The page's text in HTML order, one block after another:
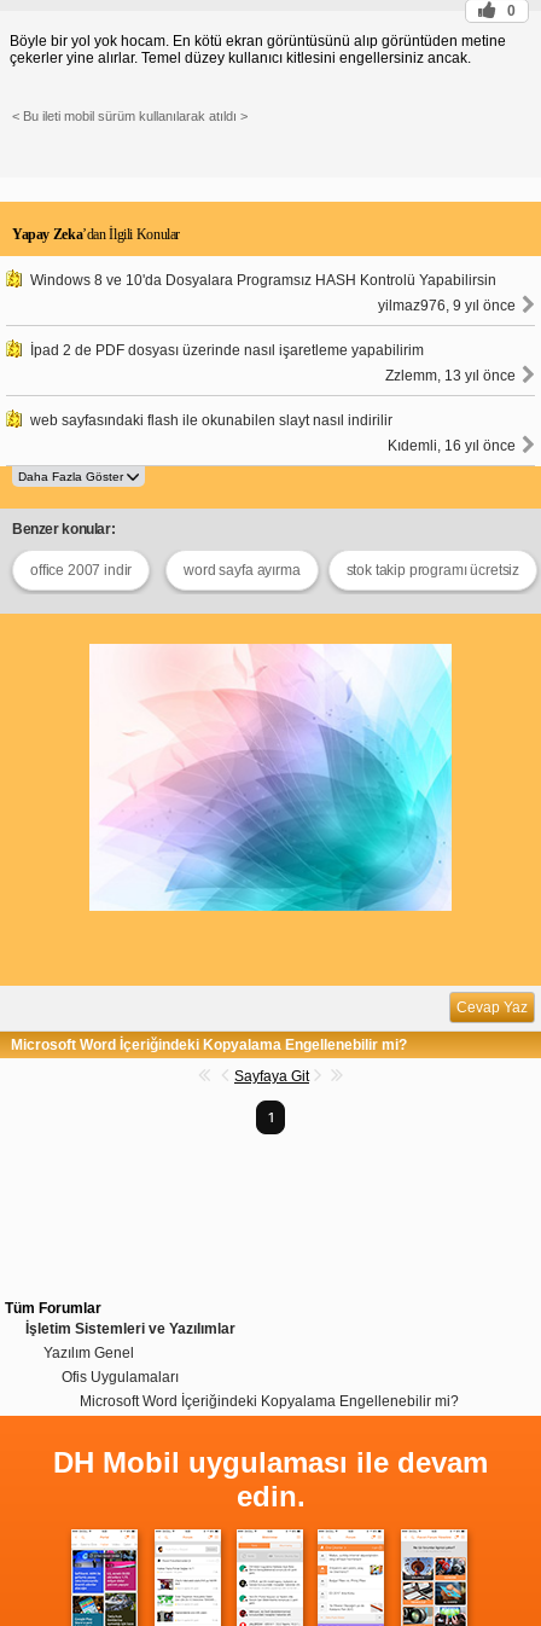
0
Böyle bir yol yok hocam. En kötü ekran görüntüsünü alıp görüntüden metine
çekerler yine alırlar. Temel düzey kullanıcı kitlesini engellersiniz ancak.
< Bu ileti mobil sürüm kullanılarak atıldı >
Yapay Zeka’dan İlgili Konular
Windows 8 ve 10'da Dosyalara Programsız HASH Kontrolü Yapabilirsin
yilmaz976, 9 yıl önce
İpad 2 de PDF dosyası üzerinde nasıl işaretleme yapabilirim
Zzlemm, 13 yıl önce
web sayfasındaki flash ile okunabilen slayt nasıl indirilir
Kıdemli, 16 yıl önce
Benzer konular:
office 2007 indir word sayfa ayırma stok takip programı ücretsiz
Cevap Yaz
Microsoft Word İçeriğindeki Kopyalama Engellenebilir mi?
Sayfaya Git
1
Tüm Forumlar
İşletim Sistemleri ve Yazılımlar
Yazılım Genel
Ofis Uygulamaları
Microsoft Word İçeriğindeki Kopyalama Engellenebilir mi?
DH Mobil uygulaması ile devam
edin.